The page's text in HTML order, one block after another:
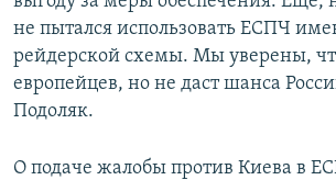
не пытался использовать ЕСПЧ
рейдерской схемы. Мы уверены,
европейцев, но не даст шанса
Подоляк.
О подаче жалобы против Киева в